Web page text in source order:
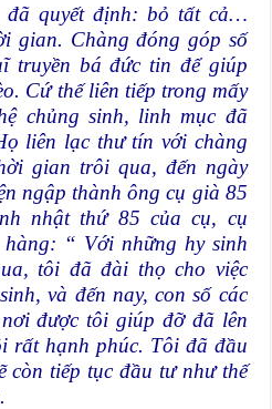
quyết định: bỏ tất cả…
gian. Chàng đóng góp số
truyền bá đức tin để giúp
Cứ thế liên tiếp trong mấy
chủng sinh, linh mục đã
liên lạc thư tín với chàng
gian trôi qua, đến ngày
ngập thành ông cụ già 85
nhật thứ 85 của cụ, cụ
“ Với những hy sinh
tôi đã đài thọ cho việc
và đến nay, con số các
được tôi giúp đỡ đã lên
rất hạnh phúc. Tôi đã đầu
còn tiếp tục đầu tư như thế